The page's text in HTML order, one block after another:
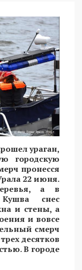
ураган,
городскую
пронесся
22 июня.
а в
снес
и стены, а
и вовсе
смерч
десятков
В городе